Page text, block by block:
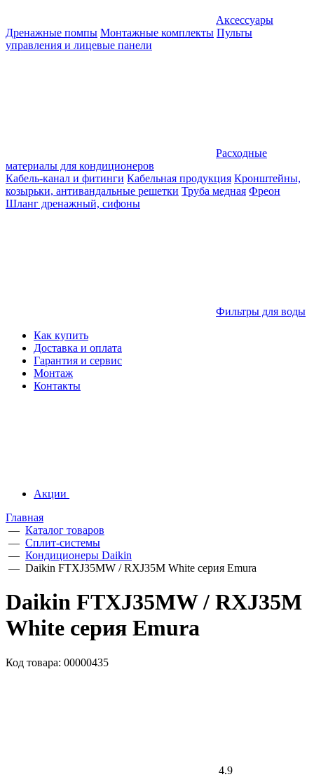
Аксессуары
Дренажные помпы Монтажные комплекты Пульты
управления и лицевые панели
Расходные
материалы для кондиционеров
Кабель-канал и фитинги Кабельная продукция Кронштейны,
козырьки, антивандальные решетки Труба медная Фреон
Шланг дренажный, сифоны
Фильтры для воды
Как купить
Доставка и оплата
Гарантия и сервис
Монтаж
Контакты
Акции
Главная
— Каталог товаров
— Сплит-системы
— Кондиционеры Daikin
— Daikin FTXJ35MW / RXJ35M White серия Emura
Daikin FTXJ35MW / RXJ35M
White серия Emura
Код товара: 00000435
4.9